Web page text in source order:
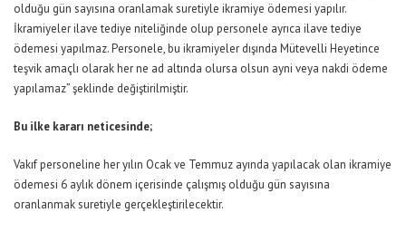
olduğu gün sayısına oranlamak suretiyle ikramiye ödemesi yapılır.
İkramiyeler ilave tediye niteliğinde olup personele ayrıca ilave tediye
ödemesi yapılmaz. Personele, bu ikramiyeler dışında Mütevelli Heyetince
teşvik amaçlı olarak her ne ad altında olursa olsun ayni veya nakdi ödeme
yapılamaz” şeklinde değiştirilmiştir.
Bu ilke kararı neticesinde;
Vakıf personeline her yılın Ocak ve Temmuz ayında yapılacak olan ikramiye
ödemesi 6 aylık dönem içerisinde çalışmış olduğu gün sayısına
oranlanmak suretiyle gerçekleştirilecektir.